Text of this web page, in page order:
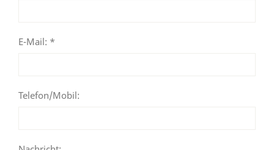
E-Mail: *
Telefon/Mobil: